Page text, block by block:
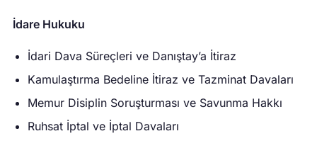
İdare Hukuku
İdari Dava Süreçleri ve Danıştay’a İtiraz
Kamulaştırma Bedeline İtiraz ve Tazminat Davaları
Memur Disiplin Soruşturması ve Savunma Hakkı
Ruhsat İptal ve İptal Davaları